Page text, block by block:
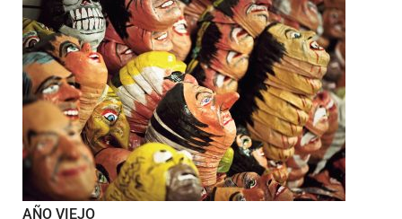
AÑO VIEJO